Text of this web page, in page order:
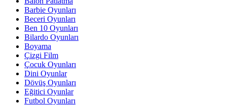
Barbie Oyunları
Beceri Oyunları
Ben 10 Oyunları
Bilardo Oyunları
Boyama
Çizgi Film
Çocuk Oyunları
Dini Oyunlar
Dövüş Oyunları
Eğitici Oyunlar
Futbol Oyunları